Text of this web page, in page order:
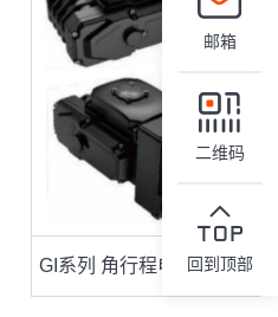
GI系列 角行程电动执行器
邮箱
二维码
回到顶部